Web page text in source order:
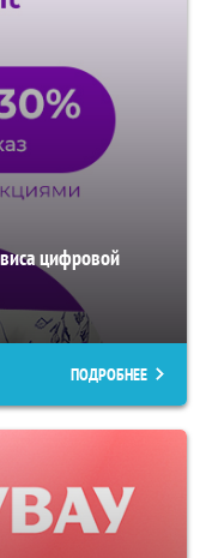
цифровой
ПОДРОБНЕЕ